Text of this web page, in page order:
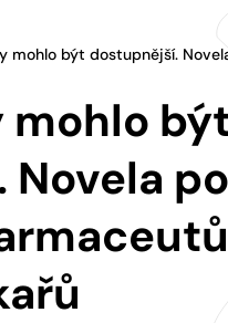
mohlo být dostupnější.
mohlo